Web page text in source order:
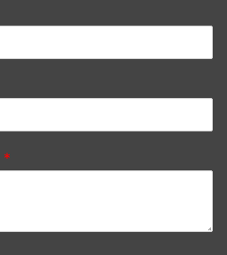
*